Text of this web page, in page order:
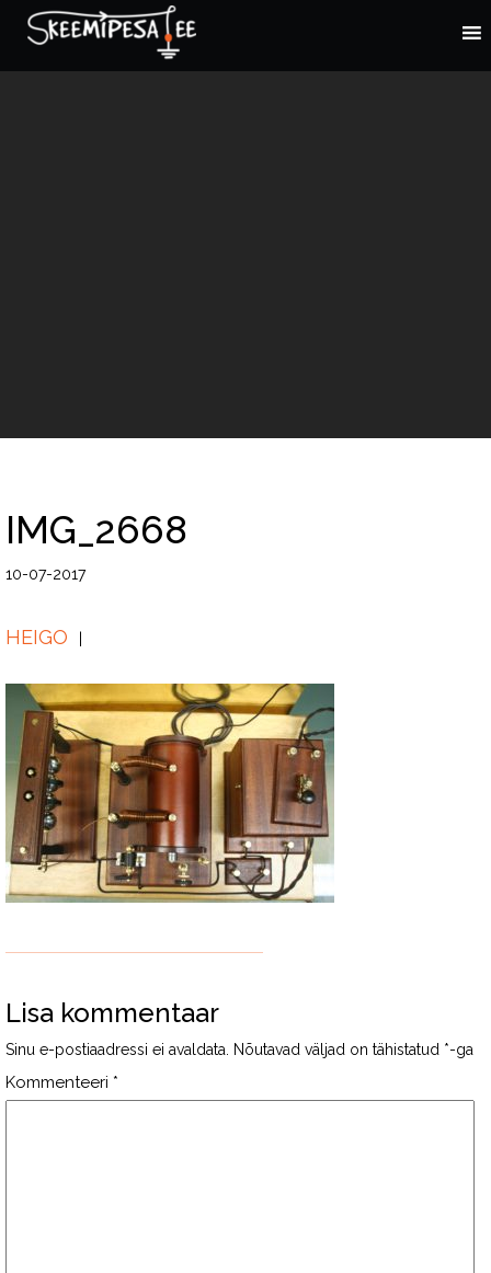
IMG_2668
10-07-2017
HEIGO
Lisa kommentaar
Sinu e-postiaadressi ei avaldata. Nõutavad väljad on tähistatud *-ga
Kommenteeri *